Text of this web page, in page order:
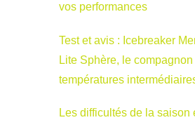
vos performances
Test et avis : Icebreaker
Lite Sphère, le
températures
Les difficultés de la saison